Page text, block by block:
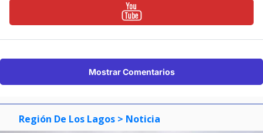
Mostrar Comentarios
Región De Los Lagos > Noticia